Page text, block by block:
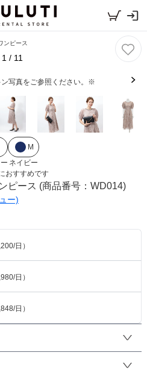
ンピース
1 / 11
写真をご参照ください。※
M
ネイビー
おすすめです
ピース (商品番号：WD014)
ー)
/日）
/日）
/日）